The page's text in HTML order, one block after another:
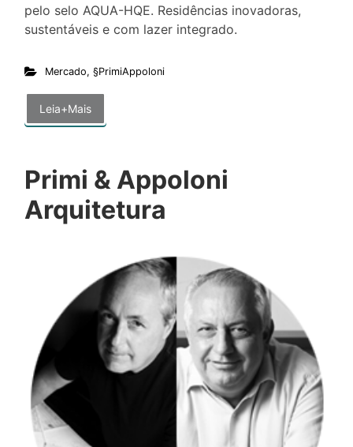
pelo selo AQUA-HQE. Residências inovadoras,
sustentáveis e com lazer integrado.
Mercado, §PrimiAppoloni
Leia+Mais
Primi & Appoloni
Arquitetura